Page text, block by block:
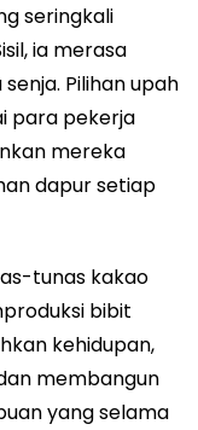
seringkali
ia merasa
Pilihan upah
para pekerja
mereka
dapur setiap
tunas kakao
bibit
kehidupan,
membangun
yang selama